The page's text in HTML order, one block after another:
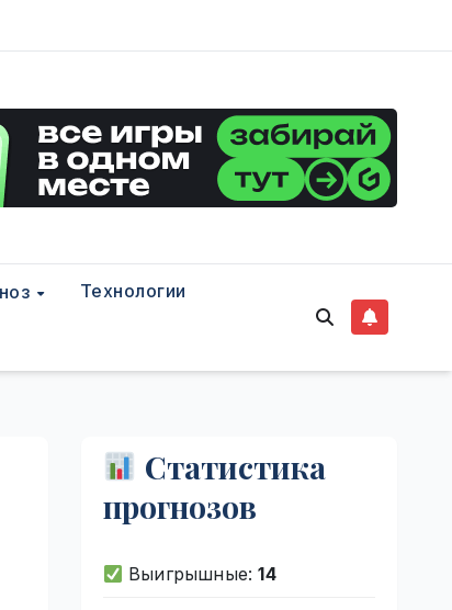
Технологии
Статистика
прогнозов
Выигрышные:14